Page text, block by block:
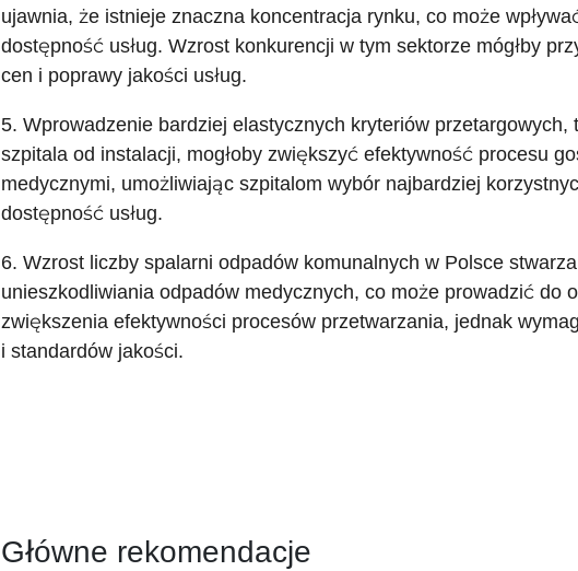
ujawnia, że istnieje znaczna koncentracja rynku, co może
dostępność usług. Wzrost konkurencji w tym sektorze mógłby
cen i poprawy jakości usług.
5. Wprowadzenie bardziej elastycznych kryteriów przetargowych,
szpitala od instalacji, mogłoby zwiększyć efektywność procesu
medycznymi, umożliwiając szpitalom wybór najbardziej
dostępność usług.
6. Wzrost liczby spalarni odpadów komunalnych w Polsce
unieszkodliwiania odpadów medycznych, co może prowadzić do
zwiększenia efektywności procesów przetwarzania, jednak
i standardów jakości.
Główne rekomendacje